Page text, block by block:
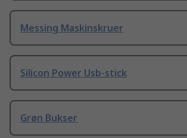
Messing Maskinskruer
Silicon Power Usb-stick
Grøn Bukser